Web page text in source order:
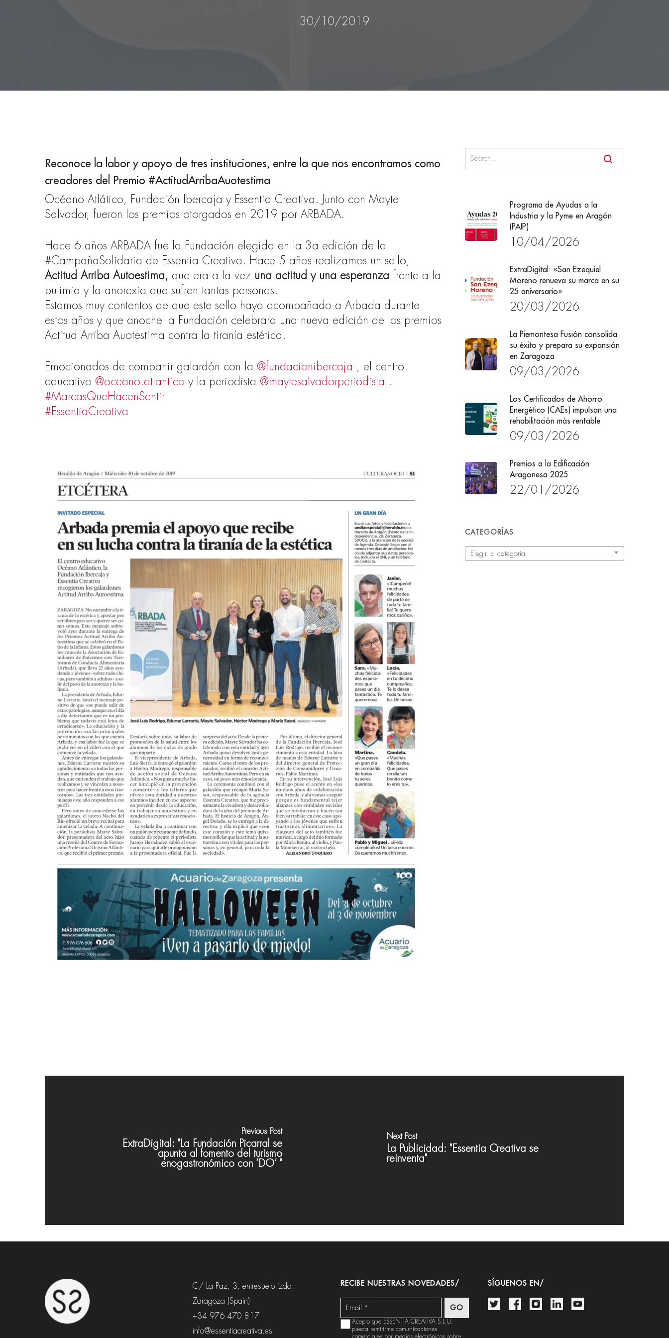
30/10/2019
Reconoce la labor y apoyo de tres instituciones, entre la que nos encontramos como
creadores del Premio #ActitudArribaAuotestima
Océano Atlático, Fundación Ibercaja y Essentia Creativa. Junto con Mayte
Salvador, fueron los premios otorgados en 2019 por ARBADA.
Hace 6 años ARBADA fue la Fundación elegida en la 3a edición de la
#CampañaSolidaria de Essentia Creativa. Hace 5 años realizamos un sello,
Actitud Arriba Autoestima, que era a la vez una actitud y una esperanza frente a la
bulimia y la anorexia que sufren tantas personas.
Estamos muy contentos de que este sello haya acompañado a Arbada durante
estos años y que anoche la Fundación celebrara una nueva edición de los premios
Actitud Arriba Auotestima contra la tiranía estética.
Emocionados de compartir galardón con la @fundacionibercaja , el centro
educativo @oceano.atlantico y la periodista @maytesalvadorperiodista .
#MarcasQueHacenSentir
#EssentiaCreativa
Programa de Ayudas a la
Industria y la Pyme en Aragón
(PAIP)
10/04/2026
ExtraDigital: «San Ezequiel
Moreno renueva su marca en su
25 aniversario»
20/03/2026
La Piemontesa Fusión consolida
su éxito y prepara su expansión
en Zaragoza
09/03/2026
Los Certificados de Ahorro
Energético (CAEs) impulsan una
rehabilitación más rentable
09/03/2026
Premios a la Edificación
Aragonesa 2025
22/01/2026
CATEGORÍAS
Categorías
Elegir la categoría
Previous Post
ExtraDigital: "La Fundación Picarral se
apunta al fomento del turismo
enogastronómico con ‘DO’ "
Next Post
La Publicidad: "Essentia Creativa se
reinventa"
C/ La Paz, 3, entresuelo izda.
Zaragoza (Spain)
+34 976 470 817
info@essentiacreativa.es
RECIBE NUESTRAS NOVEDADES/
Acepto que ESSENTIA CREATIVA S.L.U.
pueda remitirme comunicaciones
SÍGUENOS EN/